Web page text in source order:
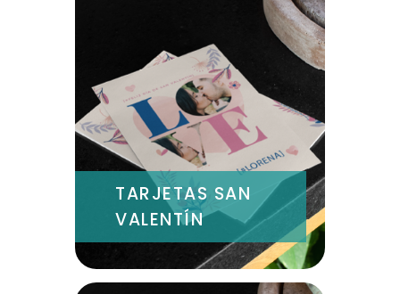
TARJETAS SAN
VALENTÍN